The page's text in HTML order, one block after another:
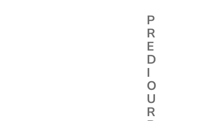
P
R
E
D
I
O
U
R